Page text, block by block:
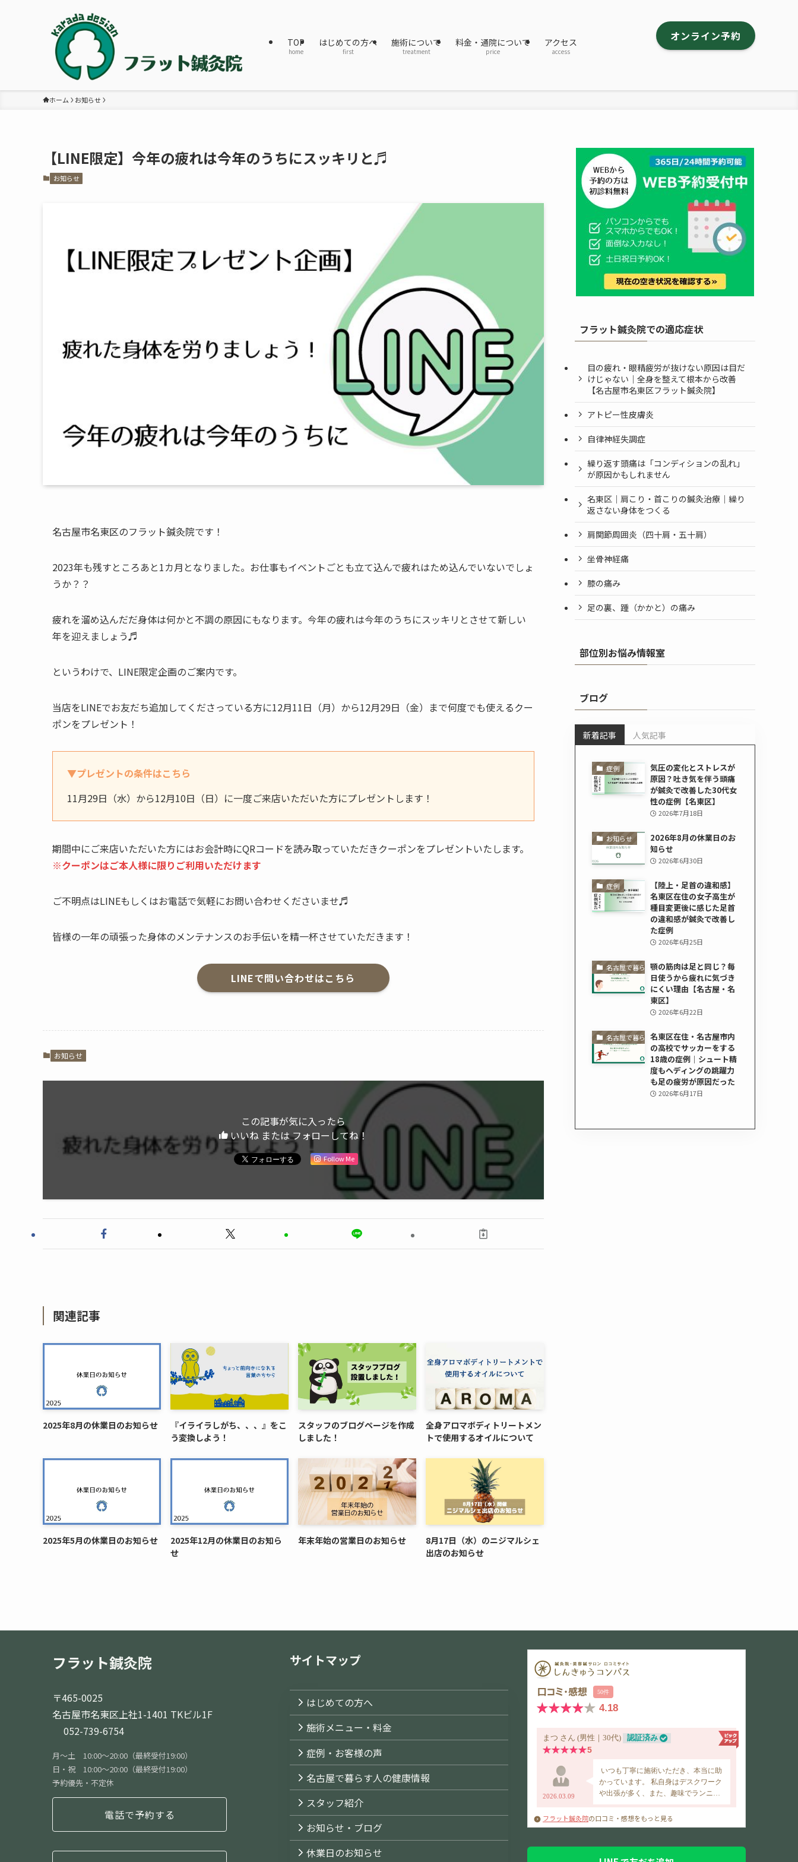
TOP
home
はじめての方へ
first
施術について
treatment
料金・通院について
price
アクセス
access
オンライン予約
ホーム お知らせ
【LINE限定】今年の疲れは今年のうちにスッキリと♬
お知らせ
名古屋市名東区のフラット鍼灸院です！
2023年も残すところあと1カ月となりました。お仕事もイベントごとも立て込んで疲れはため込んでいないでしょ
うか？？
疲れを溜め込んだだ身体は何かと不調の原因にもなります。今年の疲れは今年のうちにスッキリとさせて新しい
年を迎えましょう♬
というわけで、LINE限定企画のご案内です。
当店をLINEでお友だち追加してくださっている方に12月11日（月）から12月29日（金）まで何度でも使えるクー
ポンをプレゼント！
▼プレゼントの条件はこちら
11月29日（水）から12月10日（日）に一度ご来店いただいた方にプレゼントします！
期間中にご来店いただいた方にはお会計時にQRコードを読み取っていただきクーポンをプレゼントいたします。
※クーポンはご本人様に限りご利用いただけます
ご不明点はLINEもしくはお電話で気軽にお問い合わせくださいませ♬
皆様の一年の頑張った身体のメンテナンスのお手伝いを精一杯させていただきます！
LINEで問い合わせはこちら
お知らせ
この記事が気に入ったら
いいね または フォローしてね！
Follow Me
関連記事
2025年8月の休業日のお知らせ
『イライラしがち、、、』をこ
う変換しよう！
スタッフのブログページを作成
しました！
全身アロマボディトリートメン
トで使用するオイルについて
2025年5月の休業日のお知らせ
2025年12月の休業日のお知ら
せ
年末年始の営業日のお知らせ
8月17日（水）のニジマルシェ
出店のお知らせ
フラット鍼灸院での適応症状
目の疲れ・眼精疲労が抜けない原因は目だ
けじゃない｜全身を整えて根本から改善
【名古屋市名東区フラット鍼灸院】
アトピー性皮膚炎
自律神経失調症
繰り返す頭痛は「コンディションの乱れ」
が原因かもしれません
名東区｜肩こり・首こりの鍼灸治療｜繰り
返さない身体をつくる
肩関節周囲炎（四十肩・五十肩）
坐骨神経痛
膝の痛み
足の裏、踵（かかと）の痛み
部位別お悩み情報室
ブログ
新着記事 人気記事
症例
気圧の変化とストレスが
原因？吐き気を伴う頭痛
が鍼灸で改善した30代女
性の症例【名東区】
2026年7月18日
お知らせ
2026年8月の休業日のお
知らせ
2026年6月30日
症例
【陸上・足首の違和感】
名東区在住の女子高生が
種目変更後に感じた足首
の違和感が鍼灸で改善し
た症例
2026年6月25日
名古屋で暮らす人の健康情報顎の筋肉は足と同じ？毎
日使うから疲れに気づき
にくい理由【名古屋・名
東区】
2026年6月22日
名古屋で暮らす人の健康情報名東区在住・名古屋市内
の高校でサッカーをする
18歳の症例｜シュート精
度もヘディングの跳躍力
も足の疲労が原因だった
2026年6月17日
フラット鍼灸院
〒465-0025
名古屋市名東区上社1-1401 TKビル1F
052-739-6754
月〜土 10:00〜20:00（最終受付19:00）
日・祝 10:00〜20:00（最終受付19:00）
予約優先・不定休
電話で予約する
サイトマップ
はじめての方へ
施術メニュー・料金
症例・お客様の声
名古屋で暮らす人の健康情報
スタッフ紹介
お知らせ・ブログ
休業日のお知らせ
フラット鍼灸院の口コミ・感想をもっと見る